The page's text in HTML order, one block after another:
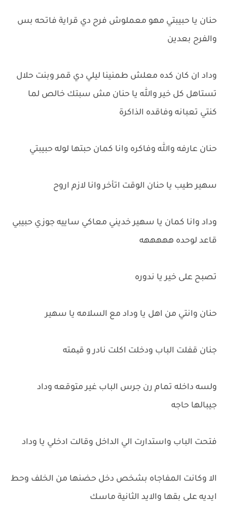
حنان يا حبيبتي مهو معملوش فرح دي قراية فاتحه بس
والفرح بعدين
وداد ان كان كده معلش طمنينا ليلي دي قمر وبنت حلال
تستاهل كل خير والله يا حنان مش سبتك خالص لما
كنتي تعبانه وفاقده الذاكرة
حنان عارفه والله وفاكره وانا كمان حبتها لوله حبيبتي
سهير طيب يا حنان الوقت اتأخر وانا لازم اروح
وداد وانا كمان يا سهير خديني معاكي ساييه جوزي حبيبي
قاعد لوحده هههههه
تصبح على خير يا ندوره
حنان وانتي من اهل يا وداد مع السلامه يا سهير
جنان قفلت الباب ودخلت اكلت نادر و قیمته
ولسه داخله تمام رن جرس الباب غير متوقعه وداد
جيبالها حاجه
فتحت الباب واستدارت الي الداخل وقالت ادخلي يا وداد
الا وكانت المفاجاه بشخص دخل حضنها من الخلف وحط
ايديه على بقها والايد الثانية ماسك